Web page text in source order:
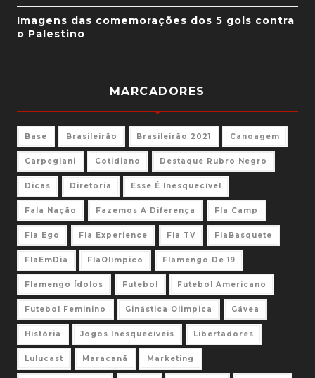
Imagens das comemorações dos 5 gols contra
o Palestino
MARCADORES
Base Brasileirão Brasileirão 2021 Canoagem
Carpegiani Cotidiano Destaque Rubro Negro
Dicas Diretoria Esse É Inesquecível
Fala Nação Fazemos A Diferença Fla Camp
Fla Ego Fla Experience Fla TV FlaBasquete
FlaEmDia FlaOlímpico Flamengo De 19
Flamengo Ídolos Futebol Futebol Americano
Futebol Feminino Ginástica Olimpica Gávea
História Jogos Inesquecíveis Libertadores
Lulucast Maracanã Marketing